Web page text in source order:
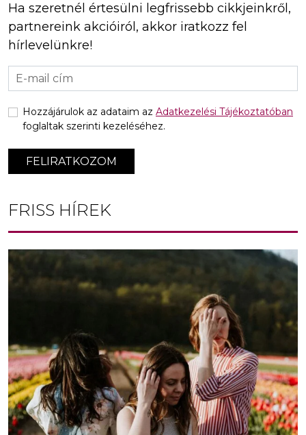
Ha szeretnél értesülni legfrissebb cikkjeinkről,
partnereink akcióiról, akkor iratkozz fel
hírlevelünkre!
FELIRATKOZOM
Hozzájárulok az adataim az Adatkezelési Tájékoztatóban
foglaltak szerinti kezeléséhez.
FRISS HÍREK